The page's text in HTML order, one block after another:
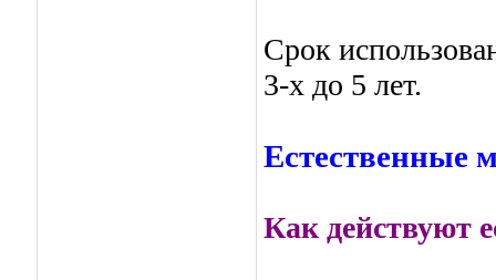
Срок
3-х до 5 лет.
Естественные
Как действуют